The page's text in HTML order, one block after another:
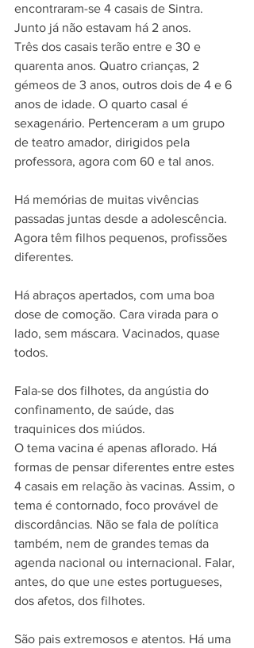
encontraram-se 4 casais de Sintra.
Junto já não estavam há 2 anos.
Três dos casais terão entre e 30 e
quarenta anos. Quatro crianças, 2
gémeos de 3 anos, outros dois de 4 e 6
anos de idade. O quarto casal é
sexagenário. Pertenceram a um grupo
de teatro amador, dirigidos pela
professora, agora com 60 e tal anos.
Há memórias de muitas vivências
passadas juntas desde a adolescência.
Agora têm filhos pequenos, profissões
diferentes.
Há abraços apertados, com uma boa
dose de comoção. Cara virada para o
lado, sem máscara. Vacinados, quase
todos.
Fala-se dos filhotes, da angústia do
confinamento, de saúde, das
traquinices dos miúdos.
O tema vacina é apenas aflorado. Há
formas de pensar diferentes entre estes
4 casais em relação às vacinas. Assim, o
tema é contornado, foco provável de
discordâncias. Não se fala de política
também, nem de grandes temas da
agenda nacional ou internacional. Falar,
antes, do que une estes portugueses,
dos afetos, dos filhotes.
São pais extremosos e atentos. Há uma